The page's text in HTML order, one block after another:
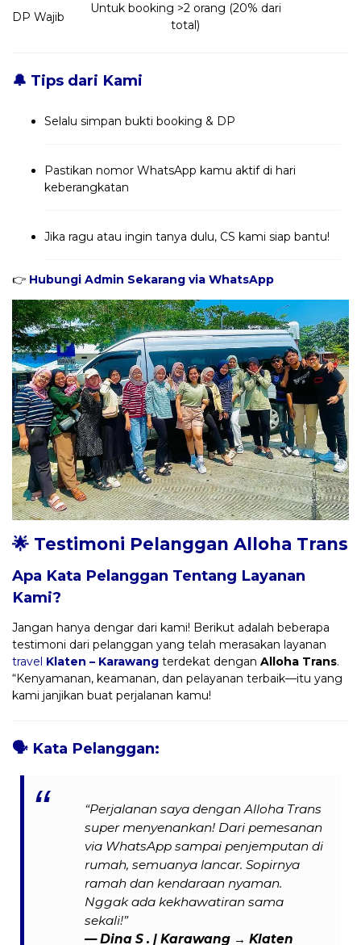
DP Wajib
Untuk booking >2 orang (20% dari
total)
🔔 Tips dari Kami
Selalu simpan bukti booking & DP
Pastikan nomor WhatsApp kamu aktif di hari
keberangkatan
Jika ragu atau ingin tanya dulu, CS kami siap bantu!
👉 Hubungi Admin Sekarang via WhatsApp
🌟 Testimoni Pelanggan Alloha Trans
Apa Kata Pelanggan Tentang Layanan
Kami?
Jangan hanya dengar dari kami! Berikut adalah beberapa
testimoni dari pelanggan yang telah merasakan layanan
travel Klaten – Karawang terdekat dengan Alloha Trans.
“Kenyamanan, keamanan, dan pelayanan terbaik—itu yang
kami janjikan buat perjalanan kamu!
🗣️ Kata Pelanggan:
“Perjalanan saya dengan Alloha Trans
super menyenankan! Dari pemesanan
via WhatsApp sampai penjemputan di
rumah, semuanya lancar. Sopirnya
ramah dan kendaraan nyaman.
Nggak ada kekhawatiran sama
sekali!”
—Dina S . | Karawang → Klaten